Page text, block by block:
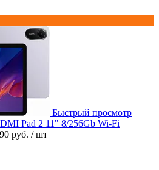
Быстрый просмотр
Pad 2 11" 8/256Gb Wi-Fi
руб. / шт